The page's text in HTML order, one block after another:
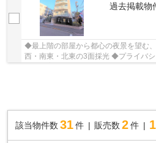
過去掲載物
◆最上階の部屋から都心の夜景を望む
西・南東・北東の3面採光 ◆プライバ
該当物件数 31件 販売数 2 件